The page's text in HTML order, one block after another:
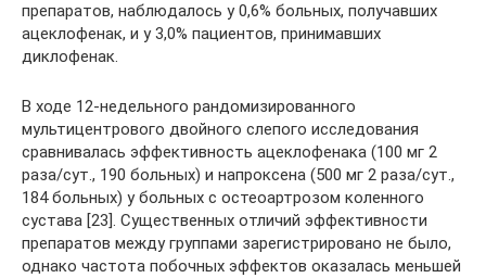
препаратов, наблюдалось у 0,6% больных, получавших
ацеклофенак, и у 3,0% пациентов, принимавших
диклофенак.
В ходе 12-недельного рандомизированного
мультицентрового двойного слепого исследования
сравнивалась эффективность ацеклофенака (100 мг 2
раза/сут., 190 больных) и напроксена (500 мг 2 раза/сут.,
184 больных) у больных с остеоартрозом коленного
сустава [23]. Существенных отличий эффективности
препаратов между группами зарегистрировано не было,
однако частота побочных эффектов оказалась меньшей